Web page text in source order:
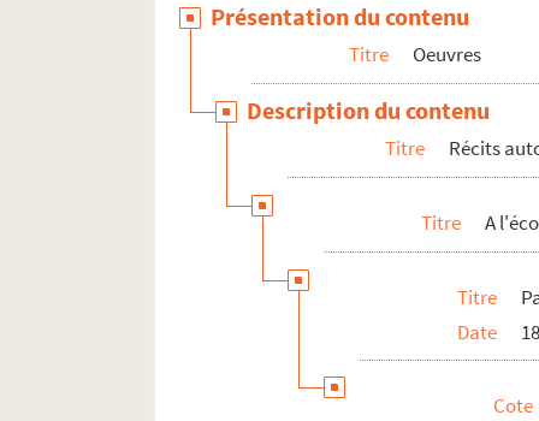
Présentation du contenu
Titre Oeuvres
Description du contenu
Titre Récits
Titre A
Titre
Date
Cote